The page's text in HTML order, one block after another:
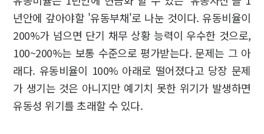
년안에 갚아야할 '유동부채'로 나눈 것이다. 유동비율이
200%가 넘으면 단기 채무 상황 능력이 우수한 것으로,
100~200%는 보통 수준으로 평가받는다. 문제는 그 아
래다. 유동비율이 100% 아래로 떨어졌다고 당장 문제
가 생기는 것은 아니지만 예기치 못한 위기가 발생하면
유동성 위기를 초래할 수 있다.